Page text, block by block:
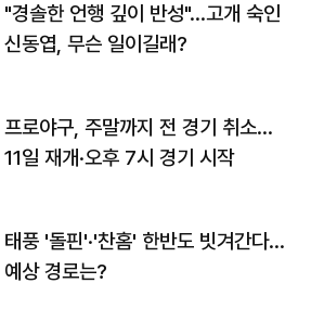
"경솔한 언행 깊이 반성"…고개 숙인
신동엽, 무슨 일이길래?
프로야구, 주말까지 전 경기 취소…
11일 재개·오후 7시 경기 시작
태풍 '돌핀'·'찬홈' 한반도 빗겨간다…
예상 경로는?